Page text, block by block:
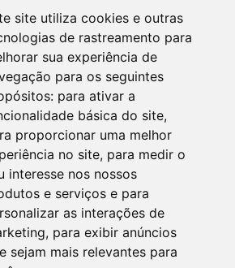
site utiliza cookies e outras
de rastreamento para
sua experiência de
para os seguintes
para ativar a
básica do site,
proporcionar uma melhor
no site, para medir o
interesse nos nossos
e serviços e para
as interações de
, para exibir anúncios
sejam mais relevantes para
DE ILUMINAÇÃO PÚBLICA
TI
de Padronização